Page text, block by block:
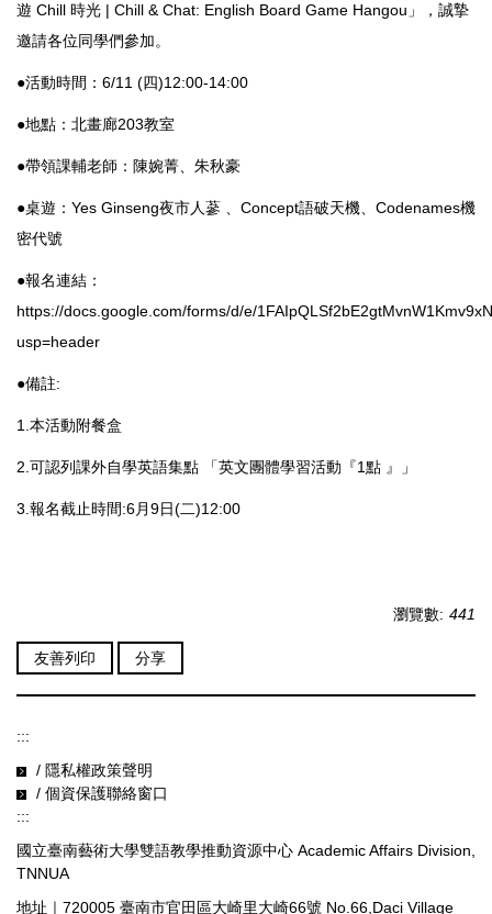
遊 Chill 時光 | Chill & Chat: English Board Game Hangou」，誠摯
邀請各位同學們參加。
●活動時間：6/11 (四)12:00-14:00
●地點：北畫廊203教室
●帶領課輔老師：陳婉菁、朱秋豪
●桌遊：Yes Ginseng夜市人蔘 、Concept語破天機、Codenames機
密代號
●報名連結：
https://docs.google.com/forms/d/e/
usp=header
●備註:
1.本活動附餐盒
2.可認列課外自學英語集點 「英文團體學習活動『1點 』」
3.報名截止時間:6月9日(二)12:00
瀏覽數: 441
友善列印 分享
:::
/ 隱私權政策聲明
/ 個資保護聯絡窗口
:::
國立臺南藝術大學雙語教學推動資源中心 Academic Affairs Division,
TNNUA
地址｜720005 臺南市官田區大崎里大崎66號 No.66,Daci Village